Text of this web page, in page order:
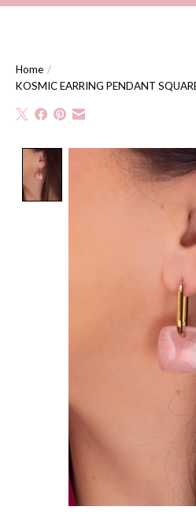
Home /
KOSMIC EARRING PENDANT
Product image